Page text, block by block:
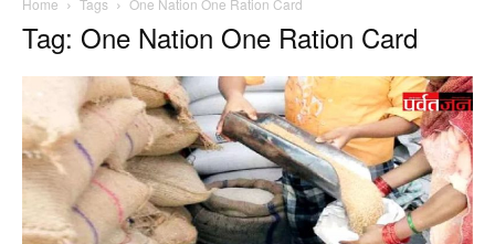
Home Tags One Nation One Ration Card
Tag: One Nation One Ration Card